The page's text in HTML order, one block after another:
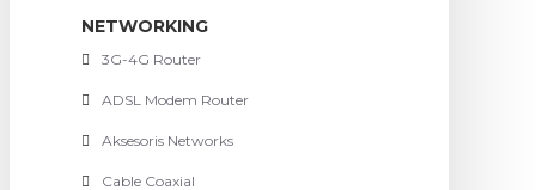
NETWORKING
3G-4G Router
ADSL Modem Router
Aksesoris Networks
Cable Coaxial